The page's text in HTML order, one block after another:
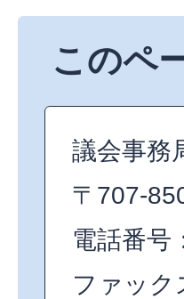
このペ
議会事務
〒707-
電話番号
ファック